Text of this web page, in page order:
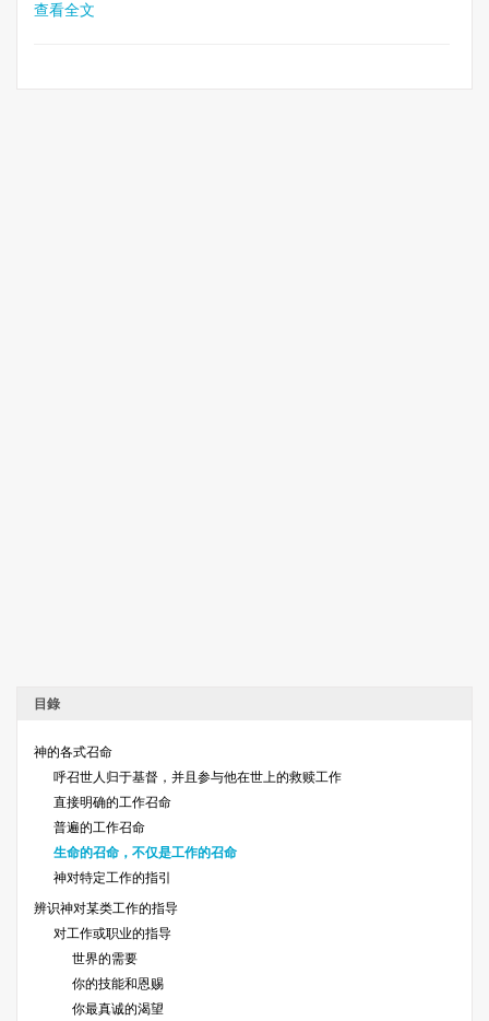
查看全文
目錄
神的各式召命
呼召世人归于基督，并且参与他在世上的救赎工作
直接明确的工作召命
普遍的工作召命
生命的召命，不仅是工作的召命
神对特定工作的指引
辨识神对某类工作的指导
对工作或职业的指导
世界的需要
你的技能和恩赐
你最真诚的渴望